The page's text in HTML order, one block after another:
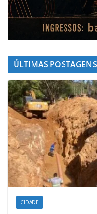
ÚLTIMAS POSTAGENS
CIDADE